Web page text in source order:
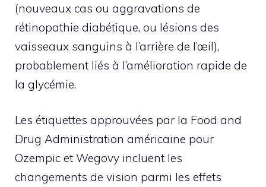
(nouveaux cas ou aggravations de
rétinopathie diabétique, ou lésions des
vaisseaux sanguins à l’arrière de l’œil),
probablement liés à l’amélioration rapide de
la glycémie.
Les étiquettes approuvées par la Food and
Drug Administration américaine pour
Ozempic et Wegovy incluent les
changements de vision parmi les effets